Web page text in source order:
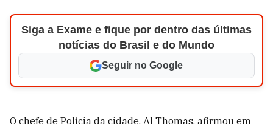
Siga a Exame e fique por dentro das últimas
notícias do Brasil e do Mundo
Seguir no Google
O chefe de Polícia da cidade, Al Thomas, afirmou em